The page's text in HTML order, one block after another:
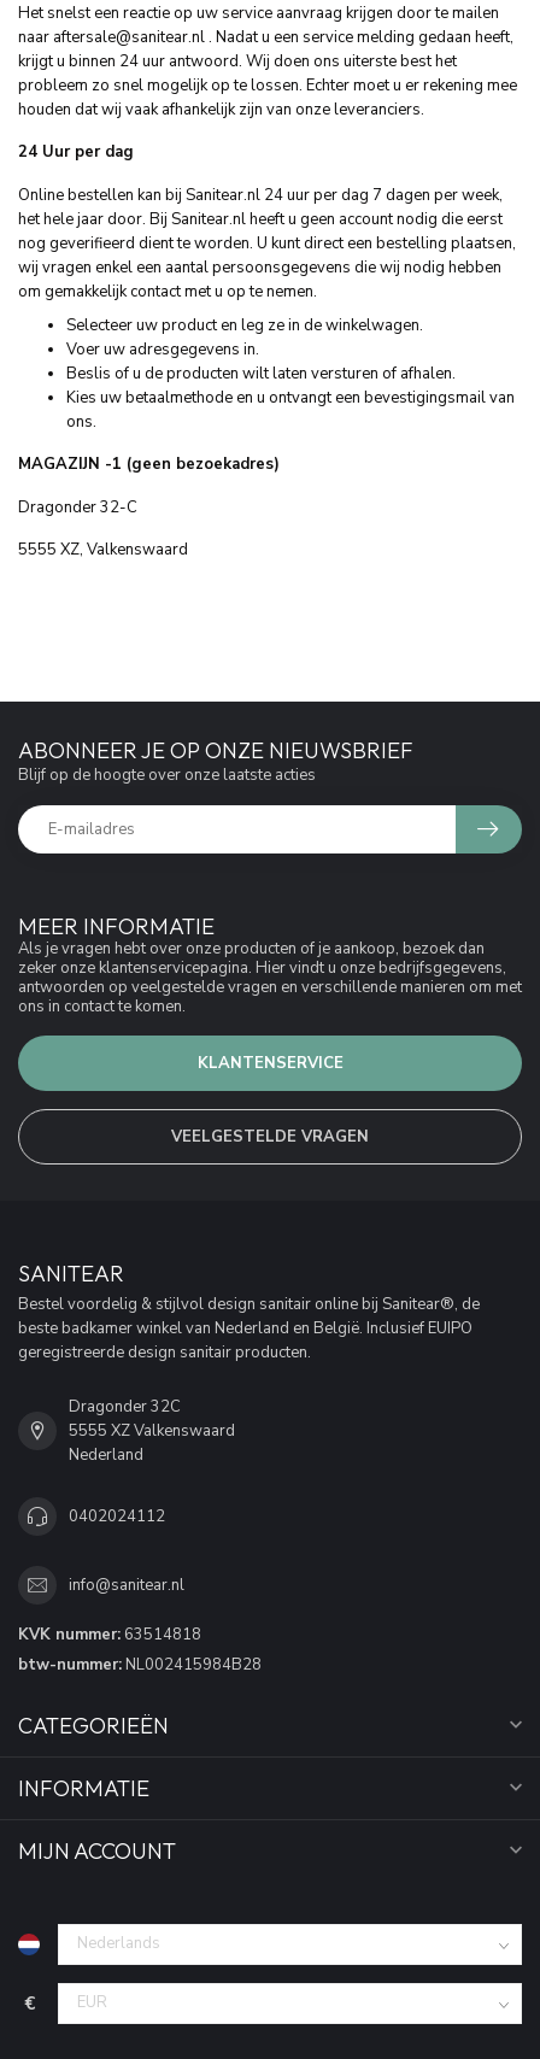
Het snelst een reactie op uw service aanvraag krijgen door te mailen
naar aftersale@sanitear.nl. Nadat u een service melding gedaan heeft,
krijgt u binnen 24 uur antwoord. Wij doen ons uiterste best het
probleem zo snel mogelijk op te lossen. Echter moet u er rekening mee
houden dat wij vaak afhankelijk zijn van onze leveranciers.
24 Uur per dag
Online bestellen kan bij Sanitear.nl 24 uur per dag 7 dagen per week,
het hele jaar door. Bij Sanitear.nl heeft u geen account nodig die eerst
nog geverifieerd dient te worden. U kunt direct een bestelling plaatsen,
wij vragen enkel een aantal persoonsgegevens die wij nodig hebben
om gemakkelijk contact met u op te nemen.
Selecteer uw product en leg ze in de winkelwagen.
Voer uw adresgegevens in.
Beslis of u de producten wilt laten versturen of afhalen.
Kies uw betaalmethode en u ontvangt een bevestigingsmail van
ons.
MAGAZIJN -1 (geen bezoekadres)
Dragonder 32-C
5555 XZ, Valkenswaard
MEER INFORMATIE
Als je vragen hebt over onze producten of je aankoop, bezoek dan
zeker onze klantenservicepagina. Hier vindt u onze bedrijfsgegevens,
antwoorden op veelgestelde vragen en verschillende manieren om met
ons in contact te komen.
KLANTENSERVICE
VEELGESTELDE VRAGEN
ABONNEER JE OP ONZE NIEUWSBRIEF
Blijf op de hoogte over onze laatste acties
SANITEAR
Bestel voordelig & stijlvol design sanitair online bij Sanitear®, de
beste badkamer winkel van Nederland en België. Inclusief EUIPO
geregistreerde design sanitair producten.
Dragonder 32C
5555 XZ Valkenswaard
Nederland
0402024112
info@sanitear.nl
KVK nummer: 63514818
btw-nummer: NL002415984B28
CATEGORIEËN
INFORMATIE
MIJN ACCOUNT
€